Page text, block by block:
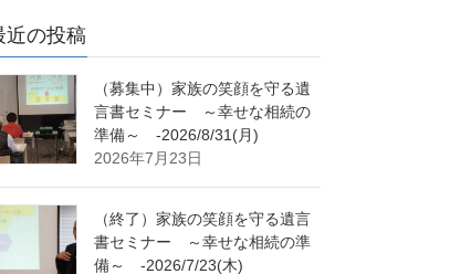
近の投稿
（募集中）家族の笑顔を守る遺
言書セミナー ～幸せな相続の
準備～ -2026/8/31(月)
2026年7月23日
（終了）家族の笑顔を守る遺言
書セミナー ～幸せな相続の準
備～ -2026/7/23(木)